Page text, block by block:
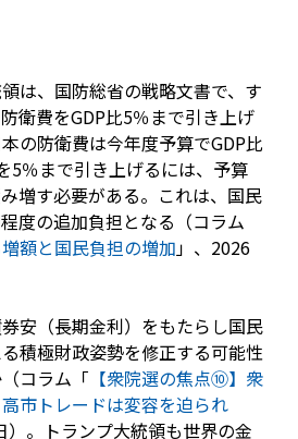
は、国防総省の戦略文書で、す
衛費をGDP比5％まで引き上げ
の防衛費は今年度予算でGDP比
5％まで引き上げるには、予算
増す必要がある。これは、国民
度の追加負担となる（コラム
額と国民負担の増加」、2026
安（長期金利）をもたらし国民
積極財政姿勢を修正する可能性
コラム「 【衆院選の焦点⑩】衆
市トレードは変容を迫られ
）。トランプ大統領も世界の金